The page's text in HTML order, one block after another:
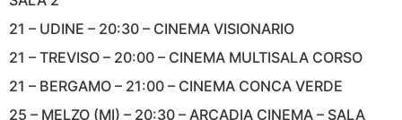
21 – UDINE – 20:30 – CINEMA VISIONARIO
21 – TREVISO – 20:00 – CINEMA MULTISALA CORSO
21 – BERGAMO – 21:00 – CINEMA CONCA VERDE
25 – MELZO (MI) – 20:30 – ARCADIA CINEMA – SALA